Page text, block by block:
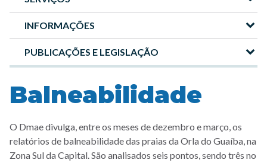
Site
DMAE
INFORMAÇÕES
PUBLICAÇÕES E LEGISLAÇÃO
Balneabilidade
O Dmae divulga, entre os meses de dezembro e março, os
relatórios de balneabilidade das praias da Orla do Guaíba, na
Zona Sul da Capital. São analisados seis pontos, sendo três no